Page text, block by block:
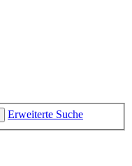
Erweiterte Suche